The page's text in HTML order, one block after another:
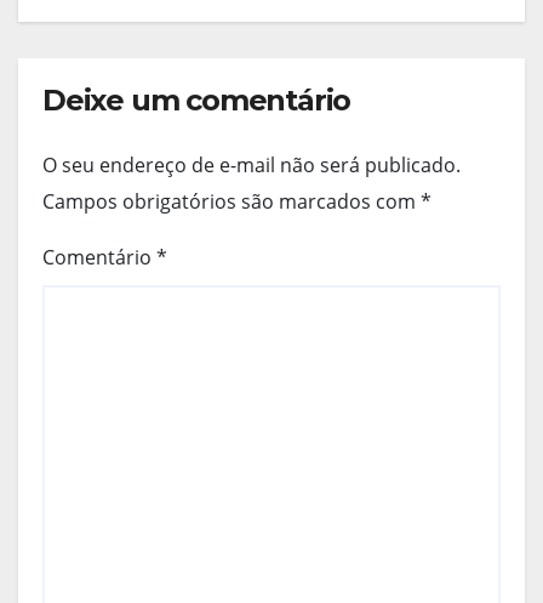
Deixe um comentário
O seu endereço de e-mail não será publicado.
Campos obrigatórios são marcados com *
Comentário *